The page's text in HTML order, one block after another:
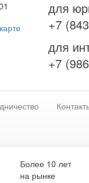
для
+7
для
+7
Более 10 лет
на рынке